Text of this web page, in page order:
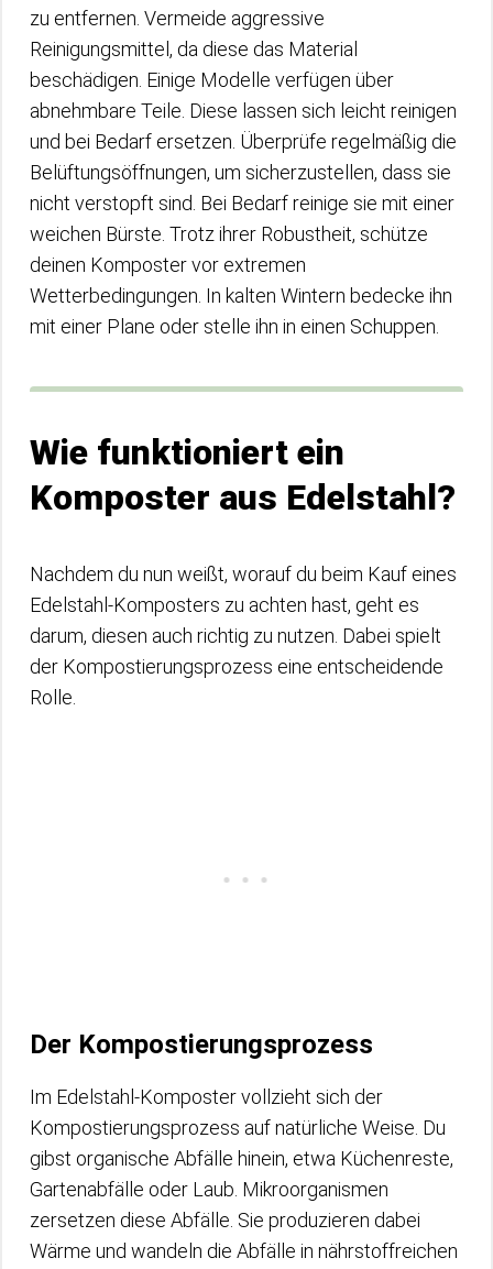
zu entfernen. Vermeide aggressive
Reinigungsmittel, da diese das Material
beschädigen. Einige Modelle verfügen über
abnehmbare Teile. Diese lassen sich leicht reinigen
und bei Bedarf ersetzen. Überprüfe regelmäßig die
Belüftungsöffnungen, um sicherzustellen, dass sie
nicht verstopft sind. Bei Bedarf reinige sie mit einer
weichen Bürste. Trotz ihrer Robustheit, schütze
deinen Komposter vor extremen
Wetterbedingungen. In kalten Wintern bedecke ihn
mit einer Plane oder stelle ihn in einen Schuppen.
Wie funktioniert ein
Komposter aus Edelstahl?
Nachdem du nun weißt, worauf du beim Kauf eines
Edelstahl-Komposters zu achten hast, geht es
darum, diesen auch richtig zu nutzen. Dabei spielt
der Kompostierungsprozess eine entscheidende
Rolle.
Der Kompostierungsprozess
Im Edelstahl-Komposter vollzieht sich der
Kompostierungsprozess auf natürliche Weise. Du
gibst organische Abfälle hinein, etwa Küchenreste,
Gartenabfälle oder Laub. Mikroorganismen
zersetzen diese Abfälle. Sie produzieren dabei
Wärme und wandeln die Abfälle in nährstoffreichen